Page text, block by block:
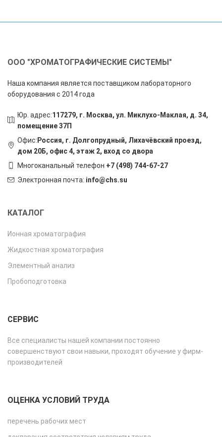
ООО "ХРОМАТОГРАФИЧЕСКИЕ СИСТЕМЫ"
Наша компания является поставщиком лабораторного
оборудования с 2014 года
Юр. адрес:117279, г. Москва, ул. Миклухо-Маклая, д. 34,
помещение 37П
Офис: Россия, г. Долгопрудный, Лихачёвский проезд,
дом 20Б, офис 4, этаж 2, вход со двора
Многоканальный телефон +7 (498) 744-67-27
Электронная почта: info@chs.su
КАТАЛОГ
Ионная хроматография
Жидкостная хроматография
Элементный анализ
Пробоподготовка
СЕРВИС
Все специалисты нашей компании постоянно
совершенствуют свои навыки, проходят обучение у фирм-
производителей
ОЦЕНКА УСЛОВИЙ ТРУДА
перечень рабочих мест